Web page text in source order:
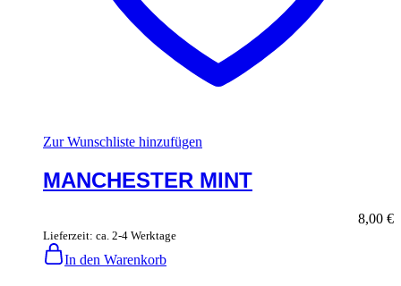
Zur Wunschliste hinzufügen
MANCHESTER MINT
8,00 €
Lieferzeit: ca. 2-4 Werktage
In den Warenkorb